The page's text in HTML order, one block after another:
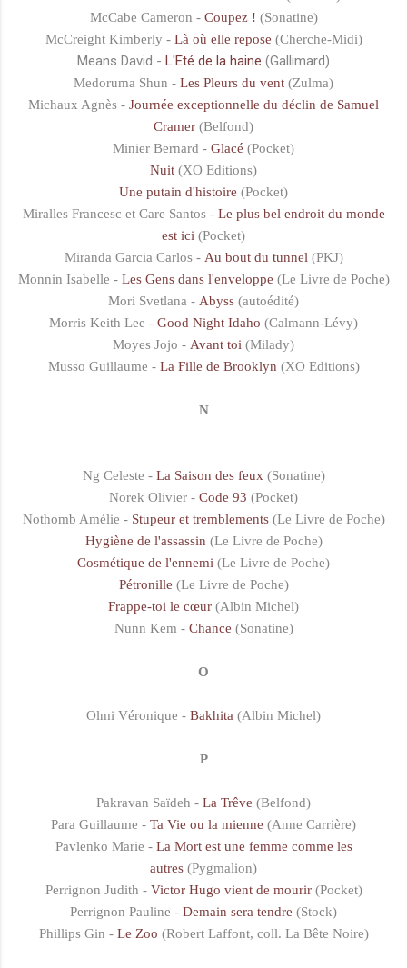
McCabe Cameron - Coupez ! (Sonatine)
McCreight Kimberly - Là où elle repose (Cherche-Midi)
Means David - L'Eté de la haine (Gallimard)
Medoruma Shun - Les Pleurs du vent (Zulma)
Michaux Agnès - Journée exceptionnelle du déclin de Samuel
Cramer (Belfond)
Minier Bernard - Glacé (Pocket)
Nuit (XO Editions)
Une putain d'histoire (Pocket)
Miralles Francesc et Care Santos - Le plus bel endroit du monde
est ici (Pocket)
Miranda Garcia Carlos - Au bout du tunnel (PKJ)
Monnin Isabelle - Les Gens dans l'enveloppe (Le Livre de Poche)
Mori Svetlana - Abyss (autoédité)
Morris Keith Lee - Good Night Idaho (Calmann-Lévy)
Moyes Jojo - Avant toi (Milady)
Musso Guillaume - La Fille de Brooklyn (XO Editions)
N
Ng Celeste - La Saison des feux (Sonatine)
Norek Olivier - Code 93 (Pocket)
Nothomb Amélie - Stupeur et tremblements(Le Livre de Poche)
Hygiène de l'assassin (Le Livre de Poche)
Cosmétique de l'ennemi (Le Livre de Poche)
Pétronille (Le Livre de Poche)
Frappe-toi le cœur (Albin Michel)
Nunn Kem - Chance (Sonatine)
O
Olmi Véronique - Bakhita (Albin Michel)
P
Pakravan Saïdeh - La Trêve (Belfond)
Para Guillaume - Ta Vie ou la mienne (Anne Carrière)
Pavlenko Marie - La Mort est une femme comme les
autres (Pygmalion)
Perrignon Judith - Victor Hugo vient de mourir(Pocket)
Perrignon Pauline - Demain sera tendre (Stock)
Phillips Gin - Le Zoo (Robert Laffont, coll. La Bête Noire)